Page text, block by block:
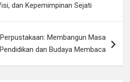
dan Kepemimpinan Sejati
Membangun Masa
dan Budaya Membaca